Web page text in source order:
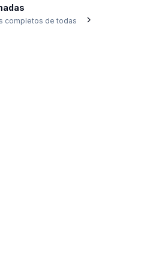
completos de todas